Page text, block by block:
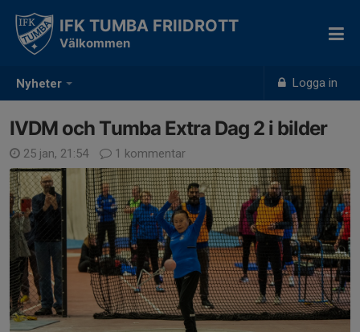
Nyheter Logga in
IFK TUMBA FRIIDROTT
Välkommen
IVDM och Tumba Extra Dag 2 i bilder
25 jan, 21:54 1 kommentar